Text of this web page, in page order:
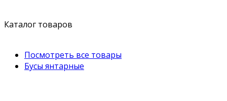
Каталог товаров
Посмотреть все товары
Бусы янтарные